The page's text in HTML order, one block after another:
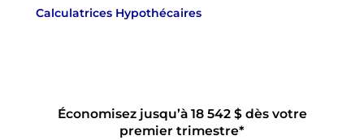
Calculatrices Hypothécaires
Économisez jusqu’à 18 542 $ dès votre
premier trimestre*